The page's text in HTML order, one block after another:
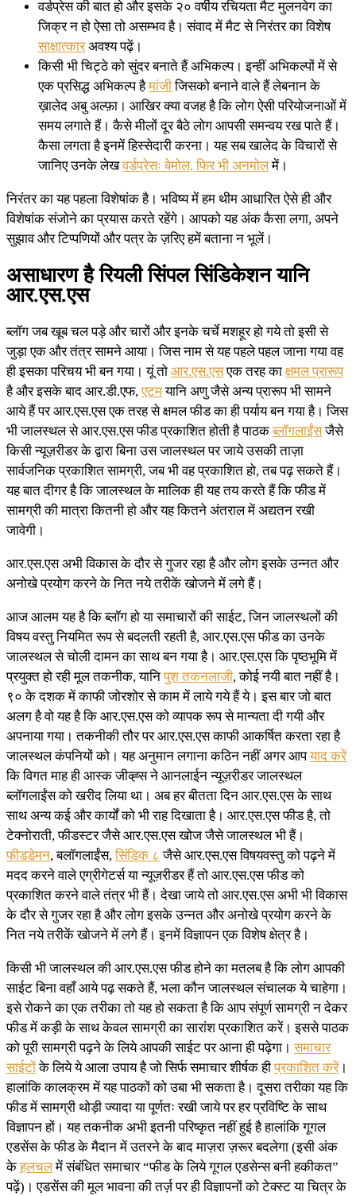
वर्डप्रेस की बात हो और इसके २० वर्षीय रचियता मैट मुलनवेग का
जिक्र न हो ऐसा तो असम्भव है। संवाद में मैट से निरंतर का विशेष
साक्षात्कारअवश्य पढ़ें।
किसी भी चिट्ठे को सुंदर बनाते हैं अभिकल्प। इन्हीं अभिकल्पों में से
एक प्रसिद्ध अभिकल्प हैमांजीजिसको बनाने वाले हैं लेबनान के
ख़ालेद अबु अल्फ़ा। आखिर क्या वजह है कि लोग ऐसी परियोजनाओं में
समय लगाते हैं। कैसे मीलों दूर बैठे लोग आपसी समन्वय रख पाते हैं।
कैसा लगता है इनमें हिस्सेदारी करना। यह सब खालेद के विचारों से
जानिए उनके लेखवर्डप्रेसः बेमोल, फिर भी अनमोलमें।
निरंतर का यह पहला विशेषांक है। भविष्य में हम थीम आधारित ऐसे ही और
विशेषांक संजोने का प्रयास करते रहेंगे। आपको यह अंक कैसा लगा, अपने
सुझाव और टिप्पणियों और पत्र के ज़रिए हमें बताना न भूलें।
असाधारण है रियली सिंपल सिंडिकेशन यानि
आर.एस.एस
ब्लॉग जब खूब चल पड़े और चारों और इनके चर्चे मशहूर हो गये तो इसी से
जुड़ा एक और तंत्र सामने आया। जिस नाम से यह पहले पहल जाना गया वह
ही इसका परिचय भी बन गया। यूं तो आर.एस.एसएक तरह का क्षमल प्रारूप
है और इसके बाद आर.डी.एफ,एटमयानि अणु जैसे अन्य प्रारूप भी सामने
आये हैं पर आर.एस.एस एक तरह से क्षमल फीड का ही पर्याय बन गया है। जिस
भी जालस्थल से आर.एस.एस फीड प्रकाशित होती है पाठकब्लॉगलाईंसजैसे
किसी न्यूज़रीडर के द्वारा बिना उस जालस्थल पर जाये उसकी ताज़ा
सार्वजनिक प्रकाशित सामग्री, जब भी वह प्रकाशित हो, तब पढ़ सकते हैं।
यह बात दीगर है कि जालस्थल के मालिक ही यह तय करते हैं कि फीड में
सामग्री की मात्रा कितनी हो और यह कितने अंतराल में अद्यतन रखी
जावेगी।
आर.एस.एस अभी विकास के दौर से गुजर रहा है और लोग इसके उन्नत और
अनोखे प्रयोग करने के नित नये तरीकें खोजने में लगे हैं।
आज आलम यह है कि ब्लॉग हो या समाचारों की साईट, जिन जालस्थलों की
विषय वस्तु नियमित रूप से बदलती रहती है, आर.एस.एस फीड का उनके
जालस्थल से चोली दामन का साथ बन गया है। आर.एस.एस कि पृष्ठभूमि में
प्रयुक्त हो रही मूल तकनीक, यानिपुश तकनलाजी, कोई नयी बात नहीं है।
९० के दशक में काफी जोरशोर से काम में लाये गये हैं ये। इस बार जो बात
अलग है वो यह है कि आर.एस.एस को व्यापक रूप से मान्यता दी गयी और
अपनाया गया। तकनीकी तौर पर आर.एस.एस काफी आकर्षित करता रहा है
जालस्थल कंपनियों को। यह अनुमान लगाना कठिन नहीं अगर आपयाद करें
कि विगत माह ही आस्क जीव्ह्स ने आनलाईन न्यूज़रीडर जालस्थल
ब्लॉगलाईंस को खरीद लिया था। अब हर बीतता दिन आर.एस.एस के साथ
साथ अन्य कई और कार्यों को भी राह दिखाता है। आर.एस.एस फीड है, तो
टेक्नोराती, फीडस्टर जैसे आर.एस.एस खोज जैसे जालस्थल भी हैं।
फीडडेमन, बलॉगलाईंस,सिंडिक ८ जैसे आर.एस.एस विषयवस्तु को पढ़ने में
मदद करने वाले एग्रीगेटर्स या न्यूज़रीडर हैं तो आर.एस.एस फीड को
प्रकाशित करने वाले तंत्र भी हैं। देखा जाये तो आर.एस.एस अभी भी विकास
के दौर से गुजर रहा है और लोग इसके उन्नत और अनोखे प्रयोग करने के
नित नये तरीकें खोजने में लगे हैं। इनमें विज्ञापन एक विशेष क्षेत्र है।
किसी भी जालस्थल की आर.एस.एस फीड होने का मतलब है कि लोग आपकी
साईट बिना वहाँ आये पढ़ सकते हैं, भला कौन जालस्थल संचालक ये चाहेगा।
इसे रोकने का एक तरीका तो यह हो सकता है कि आप संपूर्ण सामग्री न देकर
फीड में कड़ी के साथ केवल सामग्री का सारांश प्रकाशित करें। इससे पाठक
को पूरी सामग्री पढ़ने के लिये आपकी साईट पर आना ही पढ़ेगा।समाचार
साईटोंके लिये ये आला उपाय है जो सिर्फ समाचार शीर्षक हीप्रकाशित करें।
हालांकि कालक्रम में यह पाठकों को उबा भी सकता है। दूसरा तरीका यह कि
फीड में सामग्री थोड़ी ज्यादा या पूर्णतः रखी जाये पर हर प्रविष्टि के साथ
विज्ञापन हों। यह तकनीक अभी इतनी परिष्कृत नहीं हुई है हालांकि गूगल
एडसेंस के फीड के मैदान में उतरने के बाद माज़रा ज़रूर बदलेगा (इसी अंक
केहलचलमें संबंधित समाचार “फीड के लिये गूगल एडसेन्स बनी हकीकत”
पढ़ें)। एडसेंस की मूल भावना की तर्ज़ पर ही विज्ञापनों को टेक्स्ट या चित्र के